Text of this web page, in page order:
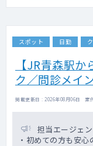
スポット 日勤
【JR青森駅
ク／問診メイ
掲載更新日 : 2026年08月06日 案
担当エージェ
・初めての方も安